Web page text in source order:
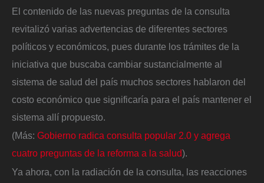
El contenido de las nuevas preguntas de la consulta
revitalizó varias advertencias de diferentes sectores
políticos y económicos, pues durante los trámites de la
iniciativa que buscaba cambiar sustancialmente al
sistema de salud del país muchos sectores hablaron del
costo económico que significaría para el país mantener el
sistema allí propuesto.
(Más: Gobierno radica consulta popular 2.0 y agrega
cuatro preguntas de la reforma a la salud).
Ya ahora, con la radiación de la consulta, las reacciones